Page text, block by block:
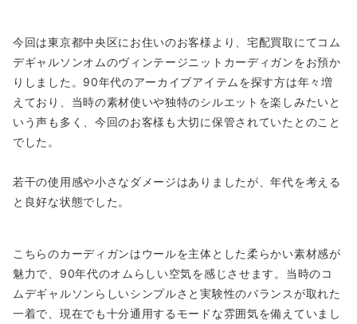
今回は東京都中央区にお住いのお客様より、宅配買取にてコム
デギャルソンオムのヴィンテージニットカーディガンをお預か
りしました。90年代のアーカイブアイテムを探す方は年々増
えており、当時の素材使いや独特のシルエットを楽しみたいと
いう声も多く、今回のお客様も大切に保管されていたとのこと
でした。
若干の使用感や小さなダメージはありましたが、年代を考える
と良好な状態でした。
こちらのカーディガンはウールを主体とした柔らかい素材感が
魅力で、90年代のオムらしい空気を感じさせます。当時のコ
ムデギャルソンらしいシンプルさと実験性のバランスが取れた
一着で、現在でも十分通用するモードな雰囲気を備えていまし